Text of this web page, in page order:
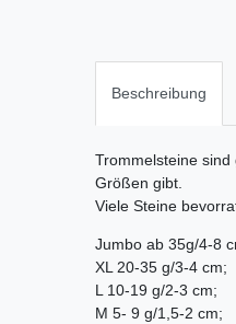
Beschreibung
Trommelsteine
Größen gibt.
Viele Steine
Jumbo ab 35g/4-8
XL 20-35 g/3-4 cm;
L 10-19 g/2-3 cm;
M 5- 9 g/1,5-2 cm;